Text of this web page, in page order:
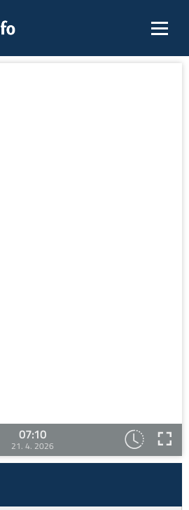
07:10
21. 4. 2026